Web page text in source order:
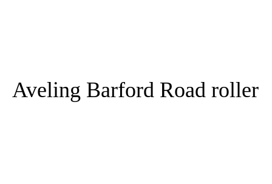
Aveling Barford Road roller